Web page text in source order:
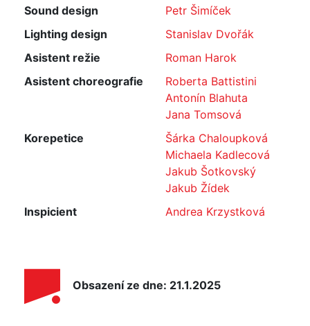
Sound design
Petr Šimíček
Lighting design
Stanislav Dvořák
Asistent režie
Roman Harok
Asistent choreografie
Roberta Battistini
Antonín Blahuta
Jana Tomsová
Korepetice
Šárka Chaloupková
Michaela Kadlecová
Jakub Šotkovský
Jakub Žídek
Inspicient
Andrea Krzystková
Obsazení ze dne: 21.1.2025